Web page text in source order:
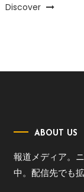
Discover
ABOUT US
報道メディア。
中。配信先でも拡